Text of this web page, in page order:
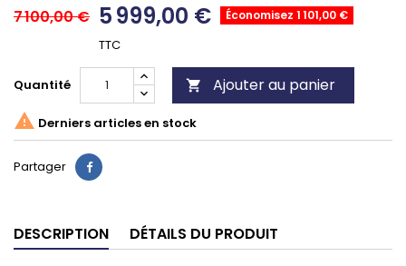
7 100,00 € 5 999,00 € Économisez 1 101,00 €
TTC
Quantité  Ajouter au panier
 Derniers articles en stock
Partager
DESCRIPTION DÉTAILS DU PRODUIT